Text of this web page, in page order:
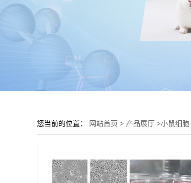
您当前的位置： 网站首页 > 产品展厅 >小鼠细胞